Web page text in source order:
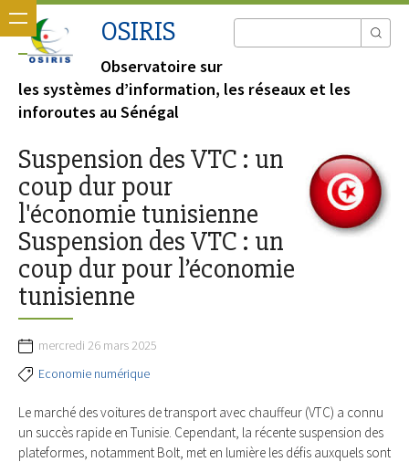
OSIRIS
Observatoire sur
les systèmes d’information, les réseaux et les
inforoutes au Sénégal
Suspension des VTC : un
coup dur pour
l'économie tunisienne
Suspension des VTC : un
coup dur pour l’économie
tunisienne
mercredi 26 mars 2025
Economie numérique
Le marché des voitures de transport avec chauffeur (VTC) a connu
un succès rapide en Tunisie. Cependant, la récente suspension des
plateformes, notamment Bolt, met en lumière les défis auxquels sont